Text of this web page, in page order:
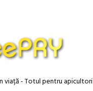
viață - Totul pentru apicultori